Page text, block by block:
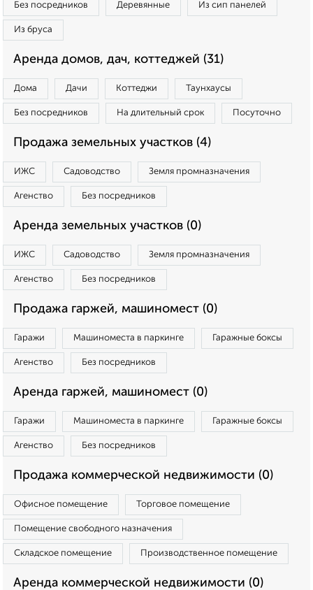
Без посредников Деревянные Из сип панелей
Из бруса
Аренда домов, дач, коттеджей (31)
Дома Дачи Коттеджи Таунхаусы
Без посредников На длительный срок Посуточно
Продажа земельных участков (4)
ИЖС Садоводство Земля промназначения
Агенство Без посредников
Аренда земельных участков (0)
ИЖС Садоводство Земля промназначения
Агенство Без посредников
Продажа гаржей, машиномест (0)
Гаражи Машиноместа в паркинге Гаражные боксы
Агенство Без посредников
Аренда гаржей, машиномест (0)
Гаражи Машиноместа в паркинге Гаражные боксы
Агенство Без посредников
Продажа коммерческой недвижимости (0)
Офисное помещение Торговое помещение
Помещение свободного назначения
Складское помещение Производственное помещение
Аренда коммерческой недвижимости (0)